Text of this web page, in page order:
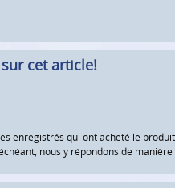
cet article!
enregistrés qui ont acheté le
nous y répondons de